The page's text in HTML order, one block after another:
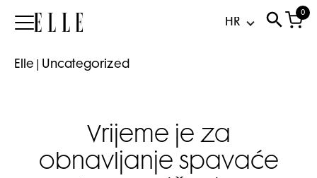
Elle
0
Elle Uncategorized
Vrijeme je za
obnavljanje spavaće